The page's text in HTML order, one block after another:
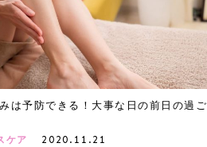
は予防できる！大事な日の前日の過ご
ケア 2020.11.21